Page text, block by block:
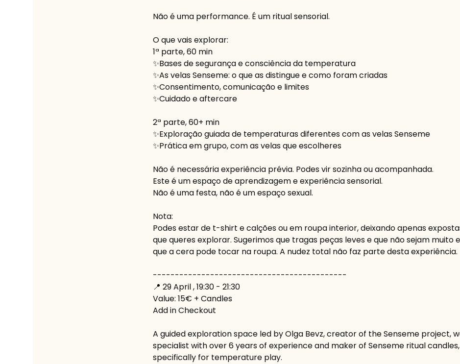
Não é uma performance. É um ritual sensorial.
O que vais explorar:
1ª parte, 60 min
✨Bases de segurança e consciência da temperatura
✨As velas Senseme: o que as distingue e como foram criadas
✨Consentimento, comunicação e limites
✨Cuidado e aftercare
2ª parte, 60+ min
✨Exploração guiada de temperaturas diferentes com as velas Senseme
✨Prática em grupo, com as velas que escolheres
Não é necessária experiência prévia. Podes vir sozinha ou acompanhada.
Este é um espaço de aprendizagem e experiência sensorial.
Não é uma festa, não é um espaço sexual.
Nota:
Podes estar de t-shirt e calções ou em roupa interior, deixando apenas
que queres explorar. Sugerimos que tragas peças leves e que não sejam muito
que a cera pode tocar na roupa. A nudez total não faz parte desta experiência.
--------------------------------------------
📍 29 April , 19:30 - 21:30
Value: 15€ + Candles
Add in Checkout
A guided exploration space led by Olga Bevz, creator of the Senseme project,
specialist with over 6 years of experience and maker of Senseme ritual
specifically for temperature play.